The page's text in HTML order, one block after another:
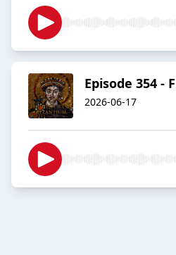
Episode 354 -
2026-06-17